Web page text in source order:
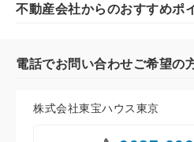
不動産会社からのおすすめポ
電話でお問い合わせご希望の
株式会社東宝ハウス東京